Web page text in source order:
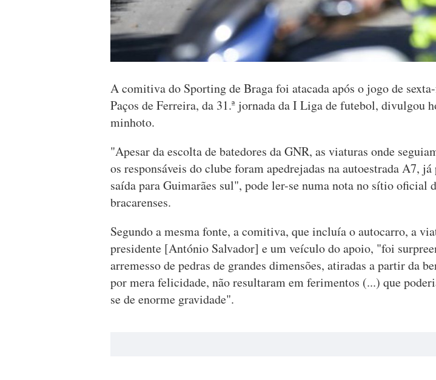
A comitiva do Sporting de Braga foi atacada após o jogo de
Paços de Ferreira, da 31.ª jornada da I Liga de futebol, divulgou
minhoto.
"Apesar da escolta de batedores da GNR, as viaturas onde
os responsáveis do clube foram apedrejadas na autoestrada A7,
saída para Guimarães sul", pode ler-se numa nota no sítio oficial
bracarenses.
Segundo a mesma fonte, a comitiva, que incluía o autocarro, a
presidente [António Salvador] e um veículo do apoio, "foi
arremesso de pedras de grandes dimensões, atiradas a partir da
por mera felicidade, não resultaram em ferimentos (...) que
se de enorme gravidade".